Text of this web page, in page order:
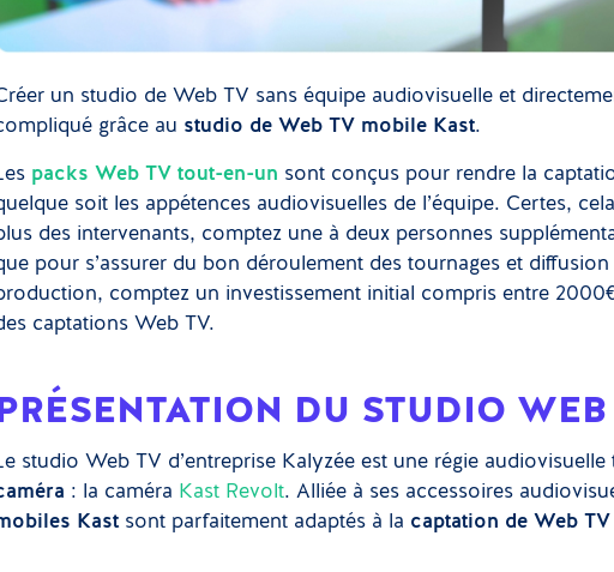
un studio de Web TV sans équipe audiovisuelle et
grâce au studio de Web TV mobile Kast.
packs Web TV tout-en-un sont conçus pour rendre la
soit les appétences audiovisuelles de l’équipe. Certes,
des intervenants, comptez une à deux personnes
pour s’assurer du bon déroulement des tournages et
comptez un investissement initial compris entre
captations Web TV.
DU STUDIO
studio Web TV d’entreprise Kalyzée est une régie
: la caméra Kast Revolt. Alliée à ses accessoires
Kastsont parfaitement adaptés à la captation de Web